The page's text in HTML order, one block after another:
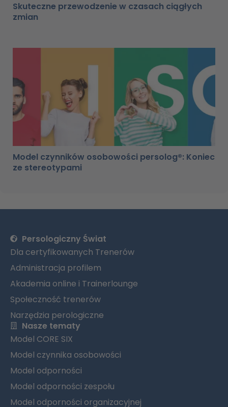
Skuteczne przewodzenie w czasach ciągłych
zmian
Model czynników osobowości persolog®: Koniec
ze stereotypami
Persologiczny Świat
Dla certyfikowanych Trenerów
Administracja profilem
Akademia online i Trainerlounge
Społeczność trenerów
Narzędzia perologiczne
Nasze tematy
Model CORE SIX
Model czynnika osobowości
Model odporności
Model odporności zespołu
Model odporności organizacyjnej